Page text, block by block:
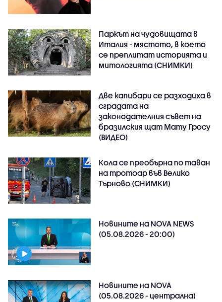
Паркът на чудовищата в
Италия - мястото, в което
се преплитат историята и
митологията (СНИМКИ)
Две капибари се разходиха в
сградата на
законодателния съвет на
бразилския щат Мату Гросу
(ВИДЕО)
Кола се преобърна по таван
на тротоар във Велико
Търново (СНИМКИ)
Новините на NOVA NEWS
(05.08.2026 - 20:00)
Новините на NOVA
(05.08.2026 - централна)